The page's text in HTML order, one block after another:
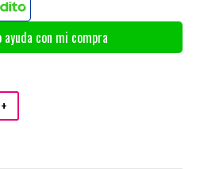
ayuda con mi compra
+